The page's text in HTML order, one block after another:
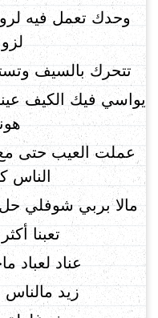
وحدك تعمل فيه
تتحرك بالسيف
يواسي فيك الكيف
عملت العيب حتى
الناس
مالا بربي شوفلي
تعبنا
عناد لعباد
زيد